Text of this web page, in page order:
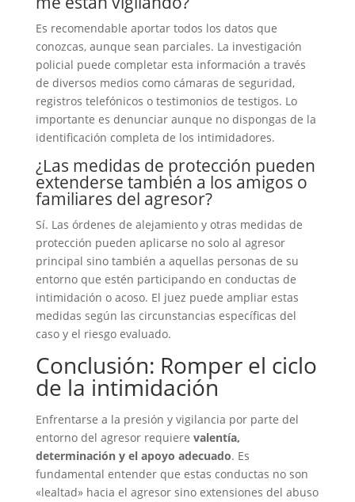
Es recomendable aportar todos los datos que
conozcas, aunque sean parciales. La investigación
policial puede completar esta información a través
de diversos medios como cámaras de seguridad,
registros telefónicos o testimonios de testigos. Lo
importante es denunciar aunque no dispongas de la
identificación completa de los intimidadores.
¿Las medidas de protección pueden
extenderse también a los amigos o
familiares del agresor?
Sí. Las órdenes de alejamiento y otras medidas de
protección pueden aplicarse no solo al agresor
principal sino también a aquellas personas de su
entorno que estén participando en conductas de
intimidación o acoso. El juez puede ampliar estas
medidas según las circunstancias específicas del
caso y el riesgo evaluado.
Conclusión: Romper el ciclo
de la intimidación
Enfrentarse a la presión y vigilancia por parte del
entorno del agresor requiere valentía,
determinación y el apoyo adecuado. Es
fundamental entender que estas conductas no son
«lealtad» hacia el agresor sino extensiones del abuso